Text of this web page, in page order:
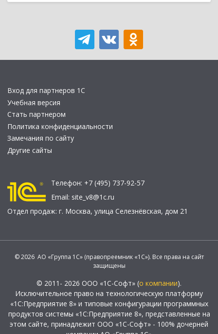
Вход для партнеров 1С
Учебная версия
Стать партнером
Политика конфиденциальности
Замечания по сайту
Другие сайты
Телефон: +7 (495) 737-92-57
Email: site_v8@1c.ru
Отдел продаж: г. Москва, улица Селезнёвская, дом 21
© 2026 АО «Группа 1С» (правопреемник «1С»). Все права на сайт
защищены
© 2011- 2026 ООО «1С-Софт» (о компании).
Исключительное право на технологическую платформу
«1С:Предприятие 8» и типовые конфигурации программных
продуктов системы «1С:Предприятие 8», представленные на
этом сайте, принадлежит ООО «1С-Софт» - 100% дочерней